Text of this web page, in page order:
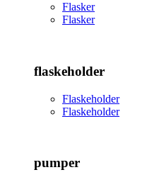
Flasker
Flasker
flaskeholder
Flaskeholder
Flaskeholder
pumper